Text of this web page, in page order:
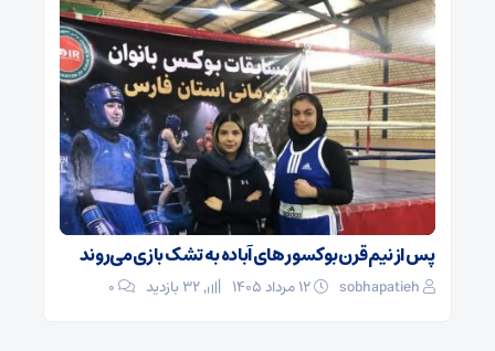
پس از نیم قرن بوکسور های آباده به تشک بازی می‌روند
sobhapatieh ۰